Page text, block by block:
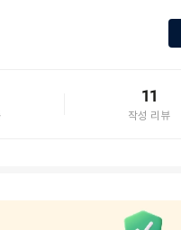
11
작성 리뷰